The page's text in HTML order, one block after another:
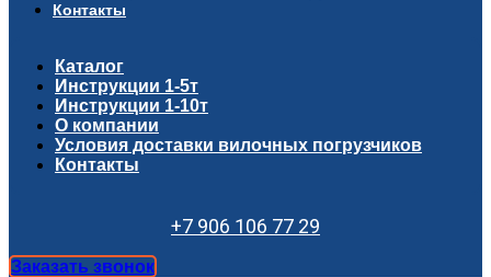
Контакты
Каталог
Инструкции 1-5т
Инструкции 1-10т
О компании
Условия доставки вилочных погрузчиков
Контакты
+7 906 106 77 29
Заказать звонок